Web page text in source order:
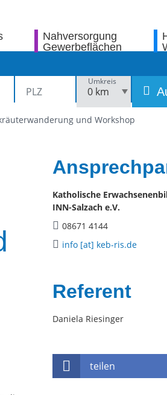
Nahversorgung
Gewerbeflächen
Umkreis
und Workshop
Katholische
INN-Salzach e.V.
08671 4144
info [at] keb-ris.de
Referent
Daniela Riesinger
teilen